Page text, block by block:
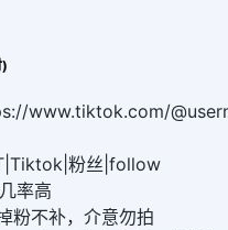
)
www.tiktok.com/
粉丝|follow
率高
粉不补，介意勿拍